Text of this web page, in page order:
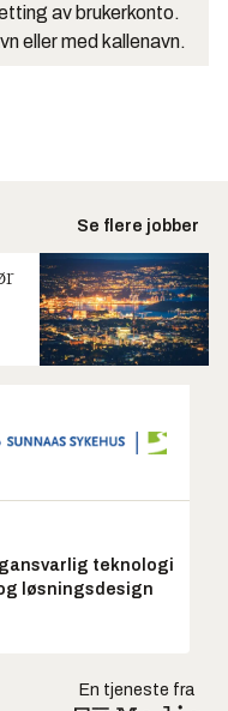
av brukerkonto.
eller med kallenavn.
Se flere jobber
teknologi
løsningsdesign
En tjeneste fra